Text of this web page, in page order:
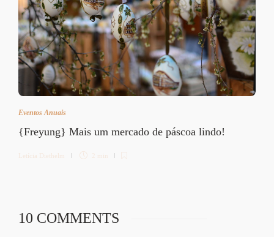
Eventos Anuais
{Freyung} Mais um mercado de páscoa lindo!
Letícia Diethelm 2 min
10 COMMENTS